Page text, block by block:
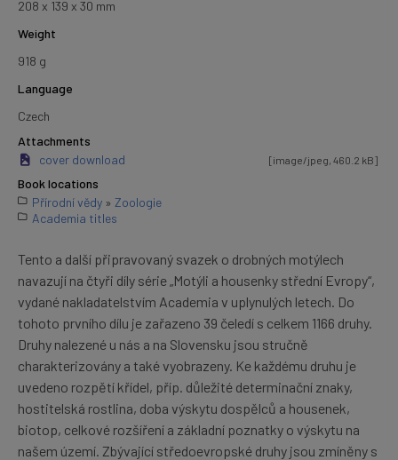
208 x 139 x 30 mm
Weight
918 g
Language
Czech
Attachments
cover download
[image/jpeg, 460.2 kB]
Book locations
Přírodní vědy » Zoologie
Academia titles
Tento a další připravovaný svazek o drobných motýlech
navazují na čtyři díly série „Motýli a housenky střední Evropy“,
vydané nakladatelstvím Academia v uplynulých letech. Do
tohoto prvního dílu je zařazeno 39 čeledí s celkem 1166 druhy.
Druhy nalezené u nás a na Slovensku jsou stručně
charakterizovány a také vyobrazeny. Ke každému druhu je
uvedeno rozpětí křídel, příp. důležité determinační znaky,
hostitelská rostlina, doba výskytu dospělců a housenek,
biotop, celkové rozšíření a základní poznatky o výskytu na
našem území. Zbývající středoevropské druhy jsou zmíněny s